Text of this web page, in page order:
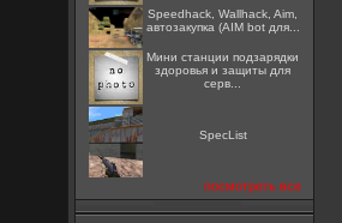
Speedhack, Wallhack, Aim,
автозакупка (AIM bot для...
Мини станции подзарядки
здоровья и защиты для
серв...
SpecList
посмотреть все